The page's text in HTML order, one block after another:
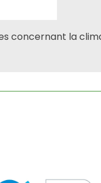
concernant la